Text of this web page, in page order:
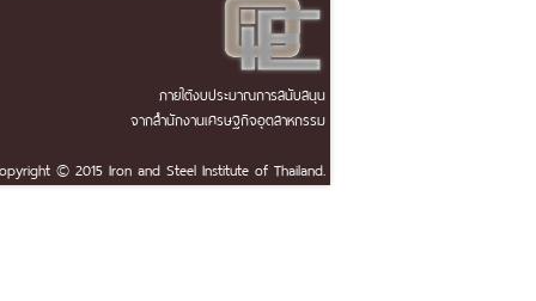
ภายใต้งบประมาณการสนับสนุน
จากสำนักงานเศรษฐกิจอุตสาหกรรม
© 2015 Iron and Steel Institute of Thailand.